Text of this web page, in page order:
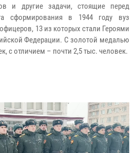
и другие задачи, стоящие перед
сформирования в 1944 году вуз
13 из которых стали Героями
Федерации. С золотой медалью
с отличием – почти 2,5 тыс. человек.